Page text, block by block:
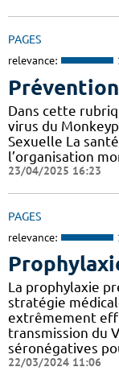
PAGES
relevance:
Dans cette
virus du
Sexuelle La
l’organisation
23/04/2025 16:23
PAGES
relevance:
La prophylaxie
stratégie
extrêmement
transmission du
séronégatives
22/03/2024 11:06